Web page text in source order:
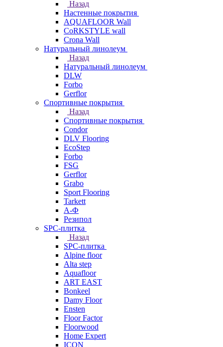
Назад
Настенные покрытия
AQUAFLOOR Wall
CoRKSTYLE wall
Crona Wall
Натуральный линолеум
Назад
Натуральный линолеум
DLW
Forbo
Gerflor
Спортивные покрытия
Назад
Спортивные покрытия
Condor
DLV Flooring
EcoStep
Forbo
FSG
Gerflor
Grabo
Sport Flooring
Tarkett
А-Ф
Резипол
SPC-плитка
Назад
SPC-плитка
Alpine floor
Alta step
Aquafloor
ART EAST
Bonkeel
Damy Floor
Ensten
Floor Factor
Floorwood
Home Expert
ICON